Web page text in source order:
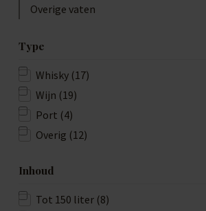
Overige vaten
Type
Whisky (17)
Wijn (19)
Port (4)
Overig (12)
Inhoud
Tot 150 liter (8)